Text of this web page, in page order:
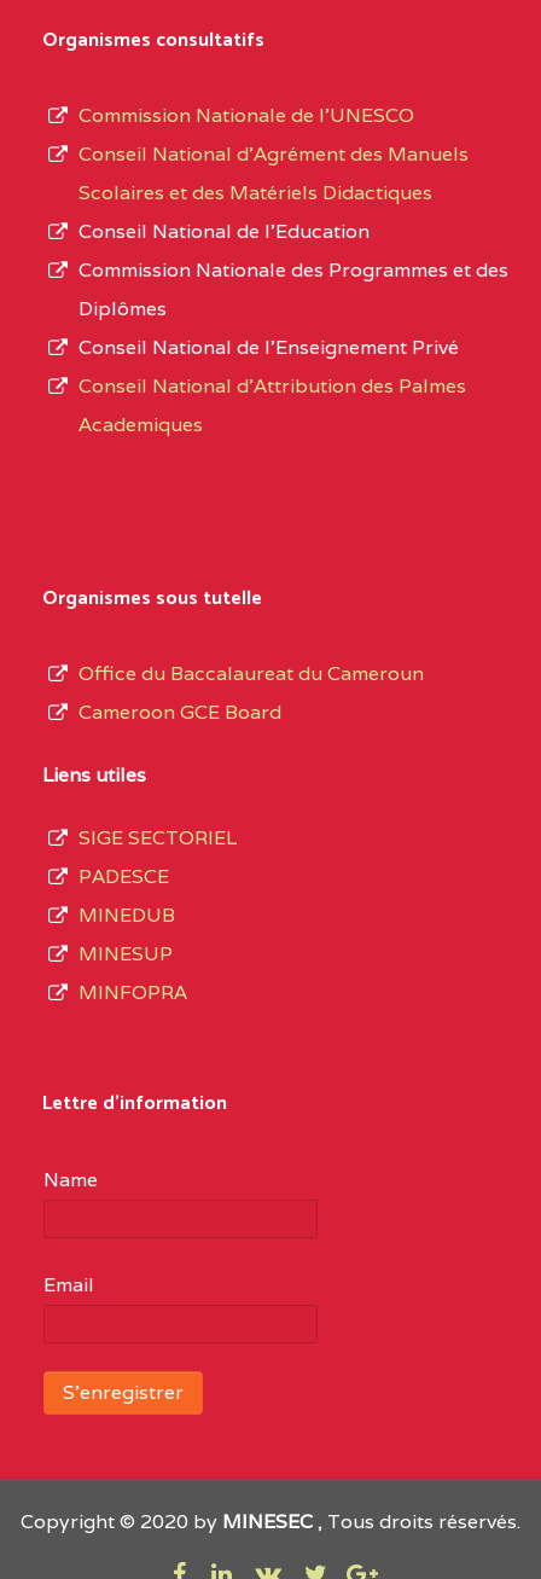
Organismes consultatifs
Commission Nationale de l’UNESCO
Conseil National d’Agrément des Manuels
Scolaires et des Matériels Didactiques
Conseil National de l’Education
Commission Nationale des Programmes et des
Diplômes
Conseil National de l’Enseignement Privé
Conseil National d'Attribution des Palmes
Academiques
Organismes sous tutelle
Office du Baccalaureat du Cameroun
Cameroon GCE Board
Liens utiles
SIGE SECTORIEL
PADESCE
MINEDUB
MINESUP
MINFOPRA
Lettre d'information
Name
Email
Copyright © 2020 by MINESEC, Tous droits réservés.